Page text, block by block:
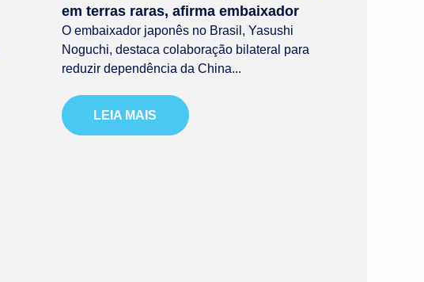
em terras raras, afirma embaixador
O embaixador japonês no Brasil, Yasushi
Noguchi, destaca colaboração bilateral para
reduzir dependência da China...
LEIA MAIS